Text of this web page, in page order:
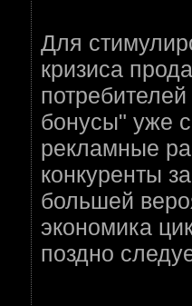
Для
кризиса
бонусы" уже
рекламные
конкуренты
большей
экономика
поздно